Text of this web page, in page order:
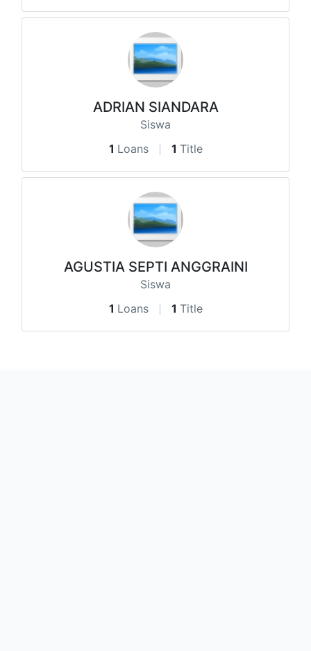
ADRIAN SIANDARA
Siswa
1 Loans 1 Title
AGUSTIA SEPTI ANGGRAINI
Siswa
1 Loans 1 Title